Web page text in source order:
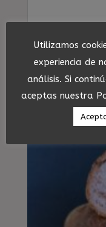
Utilizamos
experiencia de
análisis. Si
aceptas nuestra